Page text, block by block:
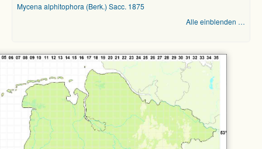
Mycena alphitophora (Berk.) Sacc. 1875
Alle einblenden …